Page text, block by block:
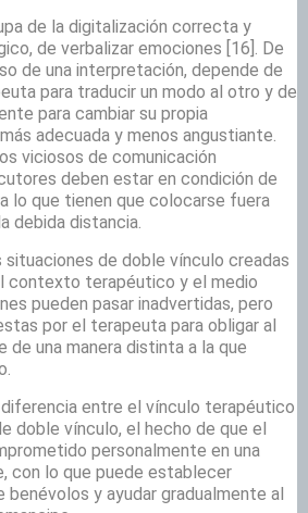
de la digitalización correcta y
de verbalizar emociones [16]. De
de una interpretación, depende de
para traducir un modo al otro y de
para cambiar su propia
adecuada y menos angustiante.
viciosos de comunicación
deben estar en condición de
lo que tienen que colocarse fuera
debida distancia.
situaciones de doble vínculo creadas
contexto terapéutico y el medio
pueden pasar inadvertidas, pero
por el terapeuta para obligar al
de una manera distinta a la que
entre el vínculo terapéutico
doble vínculo, el hecho de que el
personalmente en una
con lo que puede establecer
y ayudar gradualmente al